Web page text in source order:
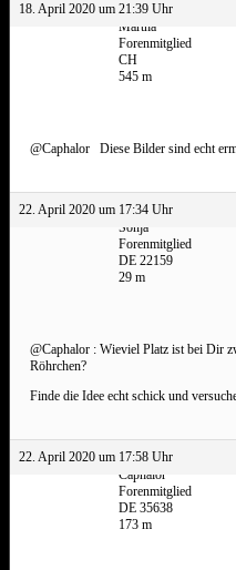
18. April 2020 um 21:39 Uhr
Martha
Forenmitglied
CH
545 m
@Caphalor Diese Bilder sind echt
22. April 2020 um 17:34 Uhr
Sonja
Forenmitglied
DE 22159
29 m
@Caphalor : Wieviel Platz ist bei Dir
Röhrchen?
Finde die Idee echt schick und
22. April 2020 um 17:58 Uhr
Caphalor
Forenmitglied
DE 35638
173 m